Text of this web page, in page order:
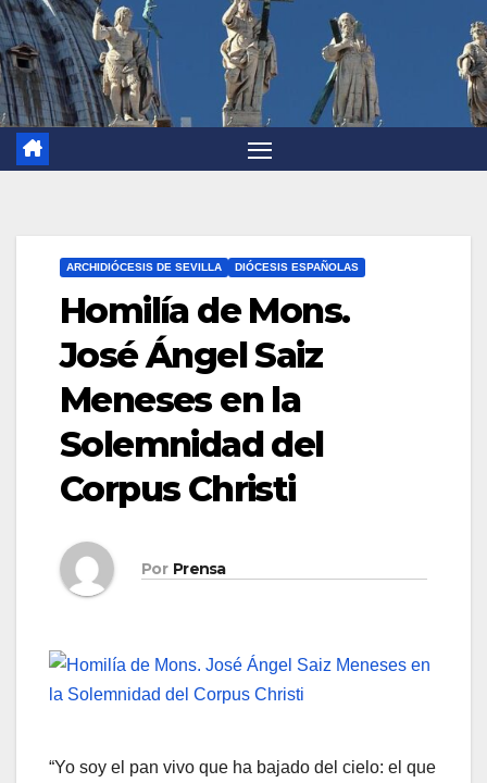
ARCHIDIÓCESIS DE SEVILLA DIÓCESIS ESPAÑOLAS
Homilía de Mons.
José Ángel Saiz
Meneses en la
Solemnidad del
Corpus Christi
Por Prensa
“Yo soy el pan vivo que ha bajado del cielo: el que